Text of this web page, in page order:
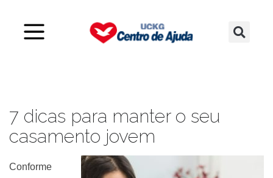
7 dicas para manter o seu
casamento jovem
Conforme